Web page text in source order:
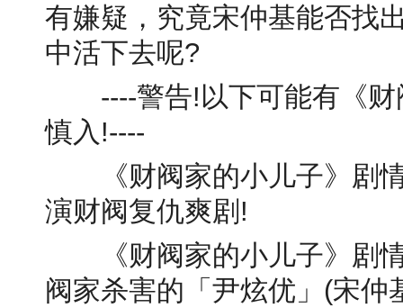
有嫌疑，究竟宋仲基能否找
中活下去呢?
----警告!以下可能有《财
慎入!----
《财阀家的小儿子》剧情
演财阀复仇爽剧!
《财阀家的小儿子》剧情
阀家杀害的「尹炫优」(宋